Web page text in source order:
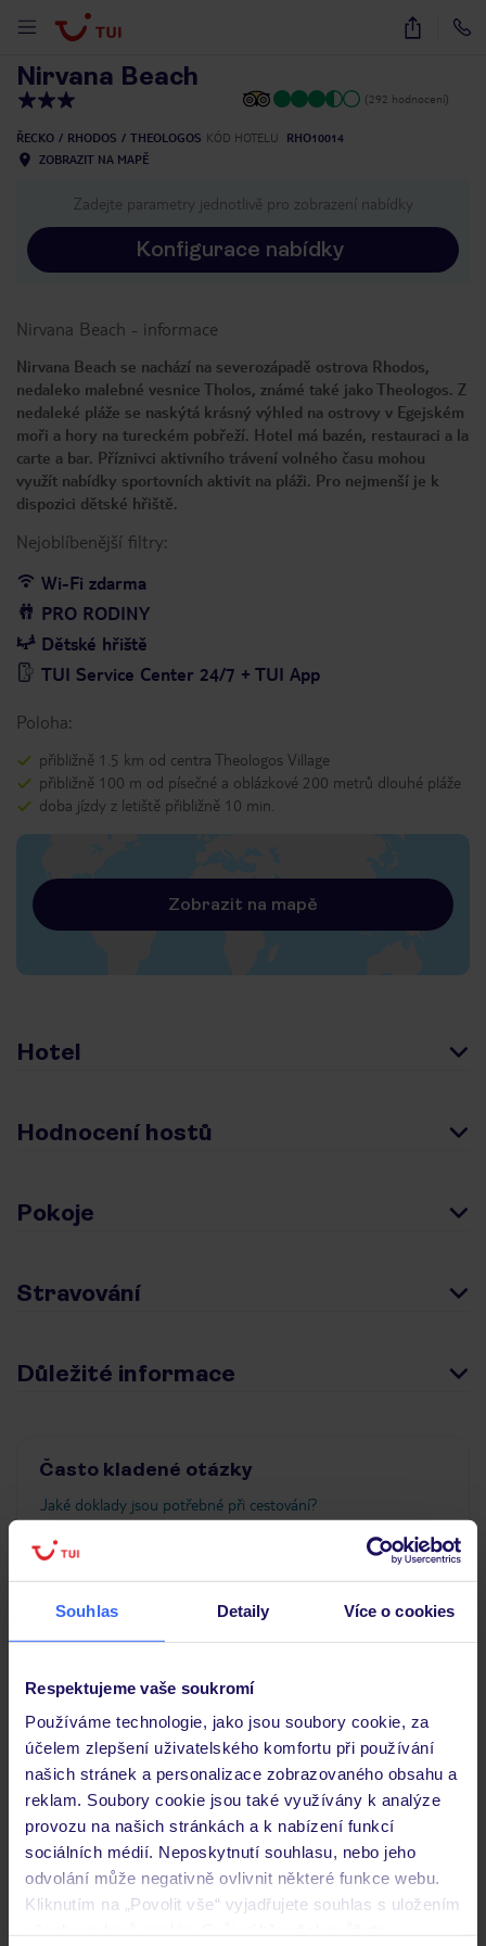
Souhlas Detaily Více o cookies
Respektujeme vaše soukromí
Používáme technologie, jako jsou soubory cookie, za
účelem zlepšení uživatelského komfortu při používání
našich stránek a personalizace zobrazovaného obsahu a
reklam. Soubory cookie jsou také využívány k analýze
provozu na našich stránkách a k nabízení funkcí
sociálních médií. Neposkytnutí souhlasu, nebo jeho
odvolání může negativně ovlivnit některé funkce webu.
Kliknutím na „Povolit vše“ vyjadřujete souhlas s uložením
30
Nirvana Beach
(292 hodnocení)
ŘECKO RHODOS THEOLOGOS KÓD HOTELU
RHO10014
ZOBRAZIT NA MAPĚ
Zadejte parametry jednotlivě pro zobrazení nabídky
Konfigurace nabídky
Nirvana Beach - informace
Nirvana Beach se nachází na severozápadě ostrova Rhodos,
nedaleko malebné vesnice Tholos, známé také jako Theologos. Z
nedaleké pláže se naskýtá krásný výhled na ostrovy v Egejském
moři a hory na tureckém pobřeží. Hotel má bazén, restauraci a la
carte a bar. Příznivci aktivního trávení volného času mohou
využít nabídky sportovních aktivit na pláži. Pro nejmenší je k
dispozici dětské hřiště.
Nejoblíbenější filtry:
Wi-Fi zdarma
PRO RODINY
Dětské hřiště
TUI Service Center 24/7 + TUI App
Poloha:
přibližně 1.5 km od centra Theologos Village
přibližně 100 m od písečné a oblázkové 200 metrů dlouhé pláže
doba jízdy z letiště přibližně 10 min.
Zobrazit na mapě
Hotel
Hodnocení hostů
Pokoje
Stravování
Důležité informace
Často kladené otázky
Jaké doklady jsou potřebné při cestování?
Kam jít po přistání a vyzvednutí zavazadel?
Zobrazit další
Objevte další hotely v okolí
ZÁLOHA 25 %